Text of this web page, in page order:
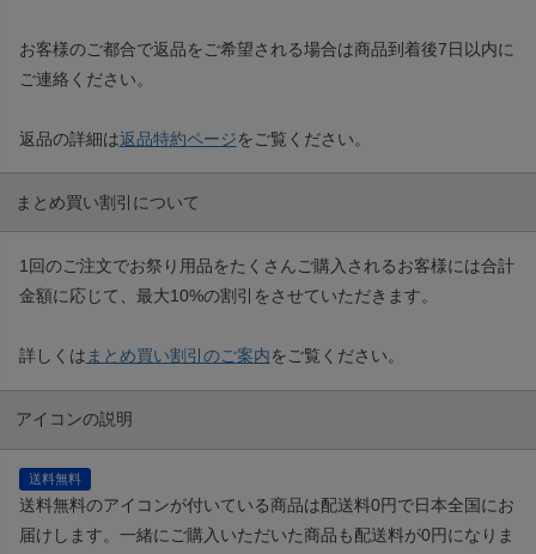
お客様のご都合で返品をご希望される場合は商品到着後7日以内に
ご連絡ください。
返品の詳細は返品特約ページをご覧ください。
まとめ買い割引について
1回のご注文でお祭り用品をたくさんご購入されるお客様には合計
金額に応じて、最大10%の割引をさせていただきます。
詳しくは まとめ買い割引のご案内をご覧ください。
アイコンの説明
送料無料
送料無料のアイコンが付いている商品は配送料0円で日本全国にお
届けします。一緒にご購入いただいた商品も配送料が0円になりま